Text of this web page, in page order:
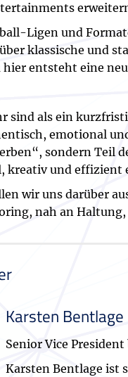
Ligen und
klassische und
entsteht eine
sind als ein
emotional
sondern Teil
kreativ und effizient
wir uns darüber
nah an
Karsten Bentlage
Senior Vice President
Karsten Bentlage ist